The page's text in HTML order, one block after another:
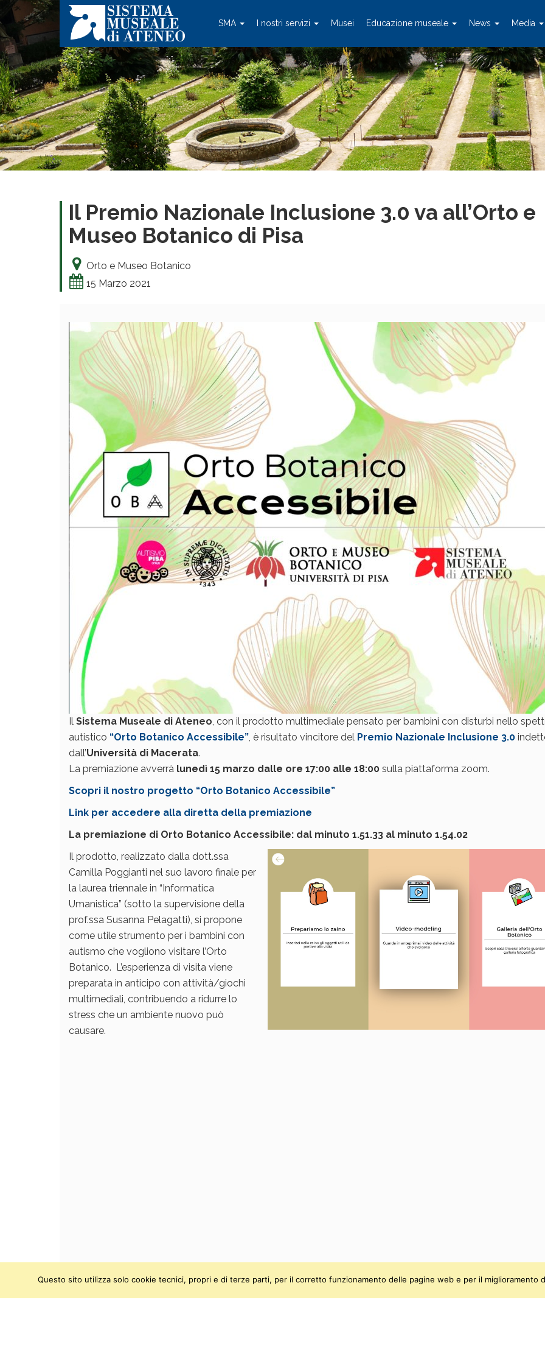
SMA I nostri servizi Musei Educazione museale News Media
Il Premio Nazionale Inclusione 3.0 va all’Orto e
Museo Botanico di Pisa
Orto e Museo Botanico
15 Marzo 2021
Il Sistema Museale di Ateneo, con il prodotto multimediale pensato per bambini con disturbi nello
autistico “Orto Botanico Accessibile”, è risultato vincitore del Premio Nazionale Inclusione 3.0
dall’Università di Macerata.
La premiazione avverrà lunedì 15 marzo dalle ore 17:00 alle 18:00 sulla piattaforma zoom.
Scopri il nostro progetto “Orto Botanico Accessibile”
Link per accedere alla diretta della premiazione
La premiazione di Orto Botanico Accessibile: dal minuto 1.51.33 al minuto 1.54.02
Il prodotto, realizzato dalla dott.ssa
Camilla Poggianti nel suo lavoro finale per
la laurea triennale in “Informatica
Umanistica” (sotto la supervisione della
prof.ssa Susanna Pelagatti), si propone
come utile strumento per i bambini con
autismo che vogliono visitare l’Orto
Botanico. L’esperienza di visita viene
preparata in anticipo con attività/giochi
multimediali, contribuendo a ridurre lo
stress che un ambiente nuovo può
causare.
Questo sito utilizza solo cookie tecnici, propri e di terze parti, per il corretto funzionamento delle pagine web e per il miglioramento